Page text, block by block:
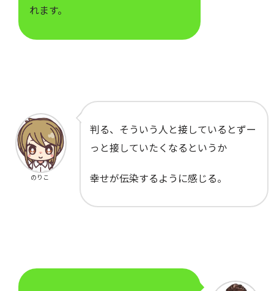
れます。
判る、そういう人と接しているとずー
っと接していたくなるというか
幸せが伝染するように感じる。
のりこ